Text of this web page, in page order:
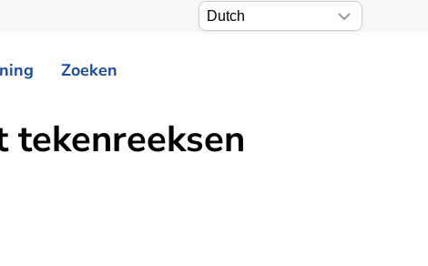
Zoeken
tekenreeksen